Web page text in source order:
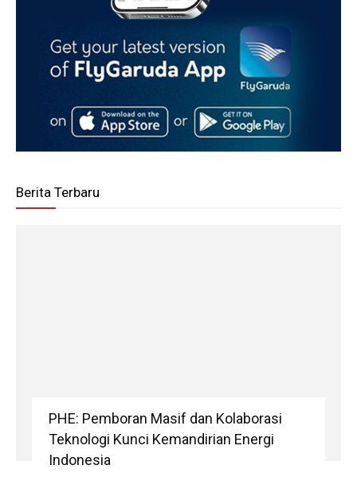
Berita Terbaru
PHE: Pemboran Masif dan Kolaborasi
Teknologi Kunci Kemandirian Energi
Indonesia